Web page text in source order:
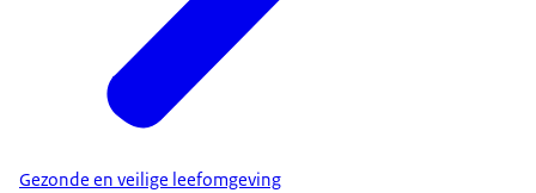
Gezonde en veilige leefomgeving